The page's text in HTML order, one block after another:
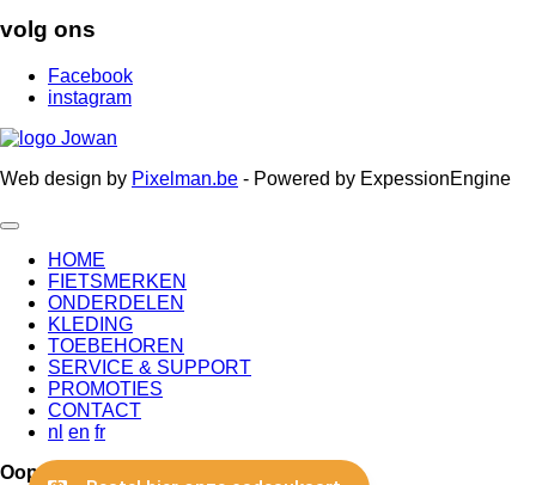
volg ons
Facebook
instagram
Web design by Pixelman.be - Powered by ExpessionEngine
HOME
FIETSMERKEN
ONDERDELEN
KLEDING
TOEBEHOREN
SERVICE & SUPPORT
PROMOTIES
CONTACT
nl en fr
Oops...